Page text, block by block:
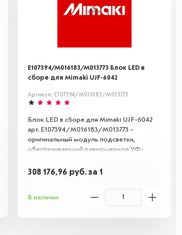
E107394/M016183/M013773 Блок LED в
сборе для Mimaki UJF-6042
Артикул: E107394/M016183/M013773
Блок LED в сборе для Mimaki UJF-6042
арт. E107394/M016183/M013773 –
оригинальный модуль подсветки,
обеспечивающий равномерное УФ-
Предназначен для замены изношенных
указанной моделью принтера.
308 176,96 руб.за 1
В наличии